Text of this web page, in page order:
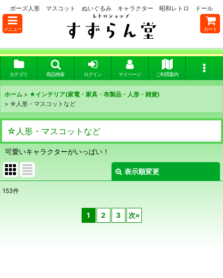
ポーズ人形 マスコット ぬいぐるみ キャラクター 昭和レトロ ドール
メニュー カート
カテゴリ 商品検索 ログイン マイページ ご利用案内
ホーム > ★インテリア(家電・家具・布製品・人形・雑貨)
> ☆人形・マスコットなど
☆人形・マスコットなど
可愛いキャラクターがいっぱい！
表示順変更
153件
1 2 3 次»